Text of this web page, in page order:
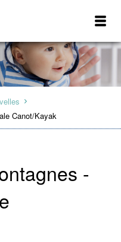
Canot/Kayak
-